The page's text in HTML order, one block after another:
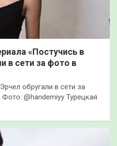
«Постучись в
в сети за фото в
обругали в сети за
@handemiyy Турецкая